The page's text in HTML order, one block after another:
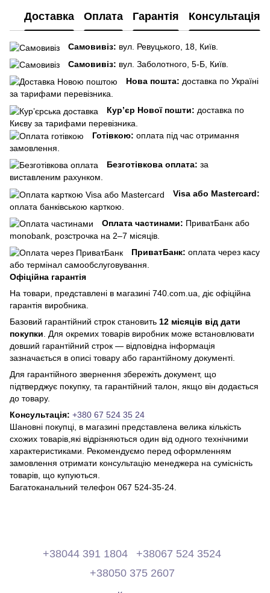
Доставка Оплата Гарантія Консультація
Самовивіз: вул. Ревуцького, 18, Київ.
Самовивіз: вул. Заболотного, 5-Б, Київ.
Нова пошта: доставка по Україні
за тарифами перевізника.
Кур’єр Нової пошти: доставка по
Києву за тарифами перевізника.
Готівкою: оплата під час отримання
замовлення.
Безготівкова оплата: за
виставленим рахунком.
Visa або Mastercard:
оплата банківською карткою.
Оплата частинами: ПриватБанк або
monobank, розстрочка на 2–7 місяців.
ПриватБанк: оплата через касу
або термінал самообслуговування.
Офіційна гарантія
На товари, представлені в магазині 740.com.ua, діє офіційна
гарантія виробника.
Базовий гарантійний строк становить 12 місяців від дати
покупки . Для окремих товарів виробник може встановлювати
довший гарантійний строк — відповідна інформація
зазначається в описі товару або гарантійному документі.
Для гарантійного звернення збережіть документ, що
підтверджує покупку, та гарантійний талон, якщо він додається
до товару.
Консультація: +380 67 524 35 24
Шановні покупці, в магазині представлена ​​велика кількість
схожих товарів,які відрізняються один від одного технічними
характеристиками. Рекомендуємо перед оформленням
замовлення отримати консультацію менеджера на сумісність
товарів, що купуються.
Багатоканальний телефон 067 524-35-24.
+38044 391 1804
+38067 524 3524
+38050 375 2607